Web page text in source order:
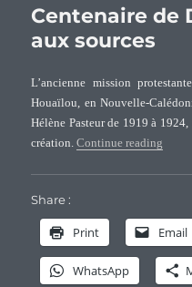
Centenaire de
aux sources
L’ancienne mission
Houaïlou, en Nouvelle-
Hélène Pasteur de 1919 à
création.Continue reading
Share :
Print Email
WhatsApp